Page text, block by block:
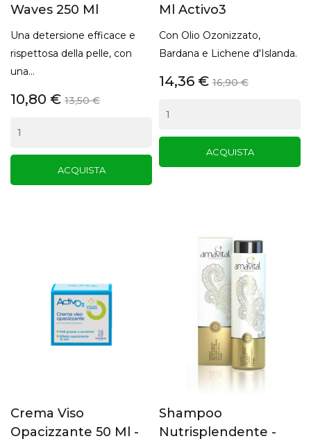
Waves 250 Ml
Una detersione efficace e
rispettosa della pelle, con
una...
10,80 € 13,50 €
ACQUISTA
Ml Activo3
Con Olio Ozonizzato,
Bardana e Lichene d'Islanda.
14,36 € 16,90 €
ACQUISTA
Crema Viso
Opacizzante 50 Ml -
Shampoo
Nutrisplendente -